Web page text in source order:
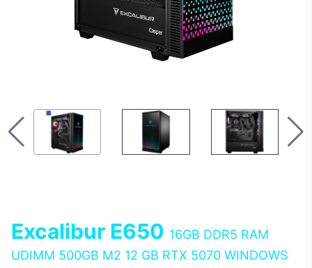
Excalibur E650 16GB DDR5 RAM
UDIMM 500GB M2 12 GB RTX 5070 WINDOWS